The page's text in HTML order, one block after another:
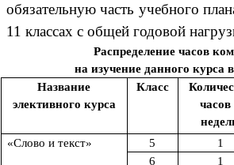
обязательную часть учебного
11 классах с общей годовой
Распределение часов
на изучение данного курса
Название
элективного курса
Класс
часов
«Слово и текст» 5 1
6
1